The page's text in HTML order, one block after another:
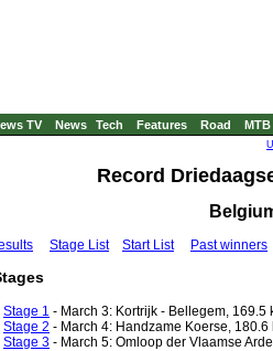
TV News Tech Features Road MTB
Record
Stage List Start List Past winners
Stage 1 - March 3: Kortrijk - Bellegem, 169.5
Stage 2 - March 4: Handzame Koerse, 180.6
Stage 3 - March 5: Omloop der Vlaamse